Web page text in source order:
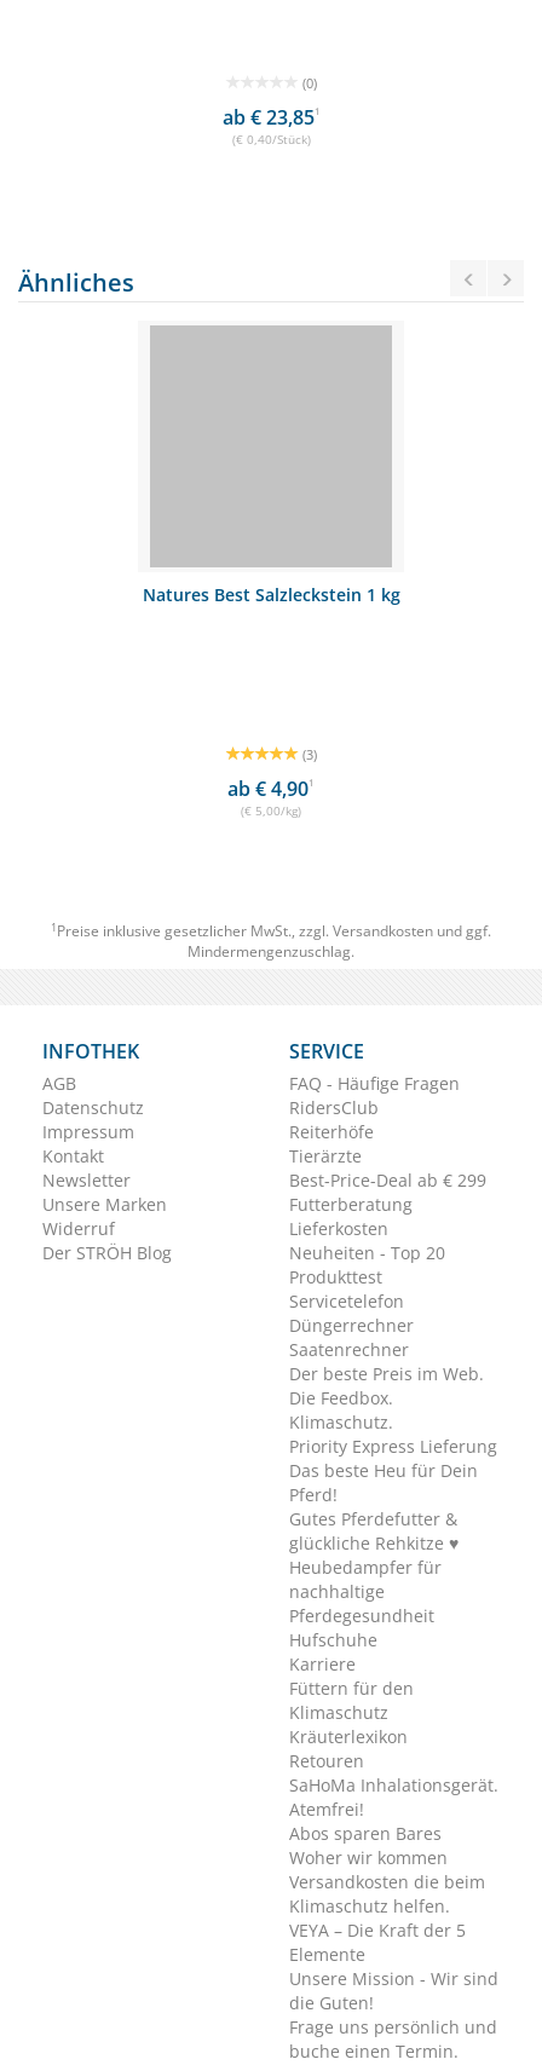
(0)
ab € 23,851
(€ 0,40/Stück)
Ähnliches
Natures Best Salzleckstein 1 kg
(3)
ab € 4,901
(€ 5,00/kg)
1 Preise inklusive gesetzlicher MwSt., zzgl. Versandkosten und ggf.
Mindermengenzuschlag.
INFOTHEK
AGB
Datenschutz
Impressum
Kontakt
Newsletter
Unsere Marken
Widerruf
Der STRÖH Blog
SERVICE
FAQ - Häufige Fragen
RidersClub
Reiterhöfe
Tierärzte
Best-Price-Deal ab € 299
Futterberatung
Lieferkosten
Neuheiten - Top 20
Produkttest
Servicetelefon
Düngerrechner
Saatenrechner
Der beste Preis im Web.
Die Feedbox.
Klimaschutz.
Priority Express Lieferung
Das beste Heu für Dein
Pferd!
Gutes Pferdefutter &
glückliche Rehkitze ♥
Heubedampfer für
nachhaltige
Pferdegesundheit
Hufschuhe
Karriere
Füttern für den
Klimaschutz
Kräuterlexikon
Retouren
SaHoMa Inhalationsgerät.
Atemfrei!
Abos sparen Bares
Woher wir kommen
Versandkosten die beim
Klimaschutz helfen.
VEYA – Die Kraft der 5
Elemente
Unsere Mission - Wir sind
die Guten!
Frage uns persönlich und
buche einen Termin.